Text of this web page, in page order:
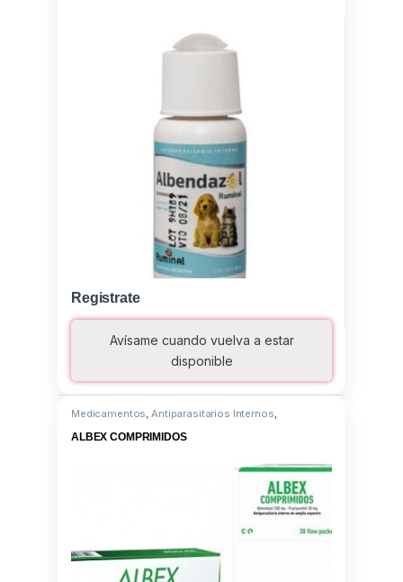
Registrate
Avísame cuando vuelva a estar
disponible
Medicamentos,Antiparasitarios Internos,
Albendazole/Praziquantel
ALBEX COMPRIMIDOS